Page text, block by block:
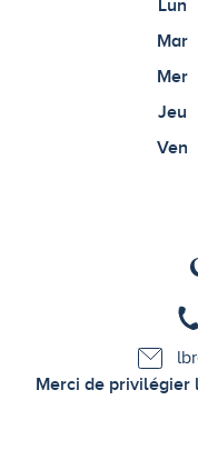
Lun
Mar
Mer
Jeu
Ven
Merci de privilégier